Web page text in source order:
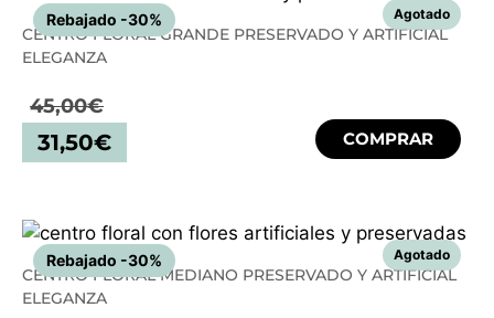
Rebajado -30%
CENTRO FLORAL GRANDE PRESERVADO Y ARTIFICIAL
ELEGANZA
45,00€
31,50€ COMPRAR
Rebajado -30%
CENTRO FLORAL MEDIANO PRESERVADO Y ARTIFICIAL
ELEGANZA